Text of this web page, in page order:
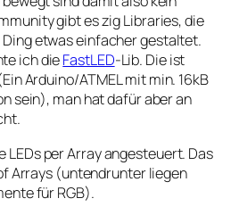
gibt es zig Libraries, die
Ding etwas einfacher gestaltet.
ich dieFastLED-Lib. Die ist
Arduino/ATMEL mit min. 16kB
sein), man hat dafür aber an
LEDs per Array angesteuert. Das
Arrays (untendrunter liegen
für RGB).